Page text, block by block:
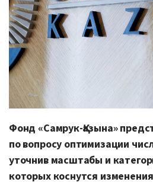
Фонд «Самрук-Қазына»
по вопросу оптимизации
уточнив масштабы и
которых коснутся